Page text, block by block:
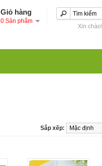
Giỏ hàng
0 Sản phẩm
Xin
Sắp xếp: